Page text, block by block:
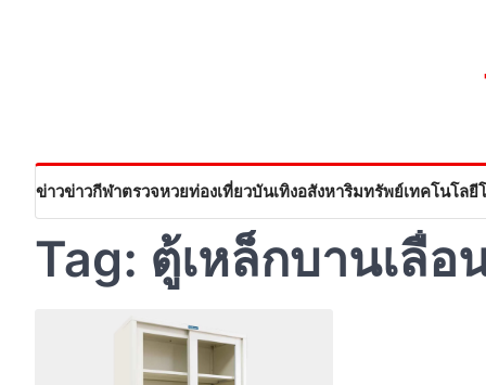
ข่าวข่าวกีฬาตรวจหวยท่องเที่ยวบันเทิงอสังหาริมทรัพย์เทคโนโลยี
Tag: ตู้เหล็กบานเลื่อ